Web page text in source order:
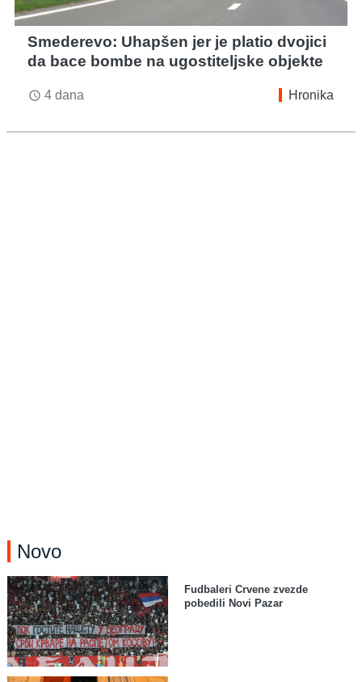
Smederevo: Uhapšen jer je platio dvojici
da bace bombe na ugostiteljske objekte
access_time 4 dana Hronika
Novo
Fudbaleri Crvene zvezde
pobedili Novi Pazar